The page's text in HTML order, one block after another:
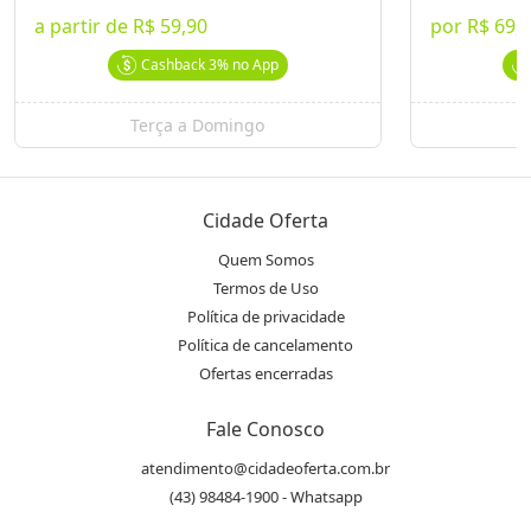
o local de destino
As entregas são feitas em um raio de até 8km da pizzaria
Vouchers expirados não serão reembolsados e nem revertidos
Cantábria Pizza Delivery Ver Mais Ofertas
R. Rubéns Carlos de Jesus, 305
4,3/5,0
a partir de R$ 59,90
Cashback3%no App
Terça a Domingo
por R$
Cidade Oferta
Quem Somos
Termos de Uso
Política de privacidade
Política de cancelamento
Ofertas encerradas
Fale Conosco
atendimento@cidadeoferta.com.br
(43) 98484-1900 - Whatsapp